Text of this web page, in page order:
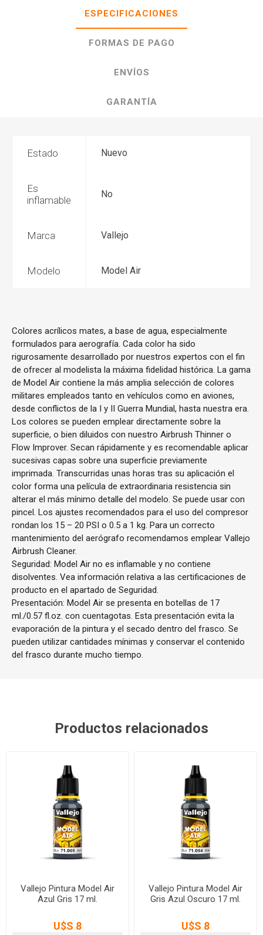
ESPECIFICACIONES
FORMAS DE PAGO
ENVÍOS
GARANTÍA
Estado Nuevo
Es
inflamable
No
Marca Vallejo
Modelo Model Air
Colores acrílicos mates, a base de agua, especialmente
formulados para aerografía. Cada color ha sido
rigurosamente desarrollado por nuestros expertos con el fin
de ofrecer al modelista la máxima fidelidad histórica. La gama
de Model Air contiene la más amplia selección de colores
militares empleados tanto en vehículos como en aviones,
desde conflictos de la I y II Guerra Mundial, hasta nuestra era.
Los colores se pueden emplear directamente sobre la
superficie, o bien diluidos con nuestro Airbrush Thinner o
Flow Improver. Secan rápidamente y es recomendable aplicar
sucesivas capas sobre una superficie previamente
imprimada. Transcurridas unas horas tras su aplicación el
color forma una película de extraordinaria resistencia sin
alterar el más mínimo detalle del modelo. Se puede usar con
pincel. Los ajustes recomendados para el uso del compresor
rondan los 15 – 20 PSI o 0.5 a 1 kg. Para un correcto
mantenimiento del aerógrafo recomendamos emplear Vallejo
Airbrush Cleaner.
Seguridad: Model Air no es inflamable y no contiene
disolventes. Vea información relativa a las certificaciones de
producto en el apartado de Seguridad.
Presentación: Model Air se presenta en botellas de 17
ml./0.57 fl.oz. con cuentagotas. Esta presentación evita la
evaporación de la pintura y el secado dentro del frasco. Se
pueden utilizar cantidades mínimas y conservar el contenido
del frasco durante mucho tiempo.
Productos relacionados
Vallejo Pintura Model Air
Azul Gris 17 ml.
U$S 8
Vallejo Pintura Model Air
Gris Azul Oscuro 17 ml.
U$S 8